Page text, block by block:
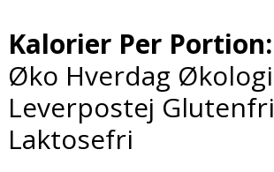
Kalorier Per Portion:
Øko Hverdag
Leverpostej
Laktosefri